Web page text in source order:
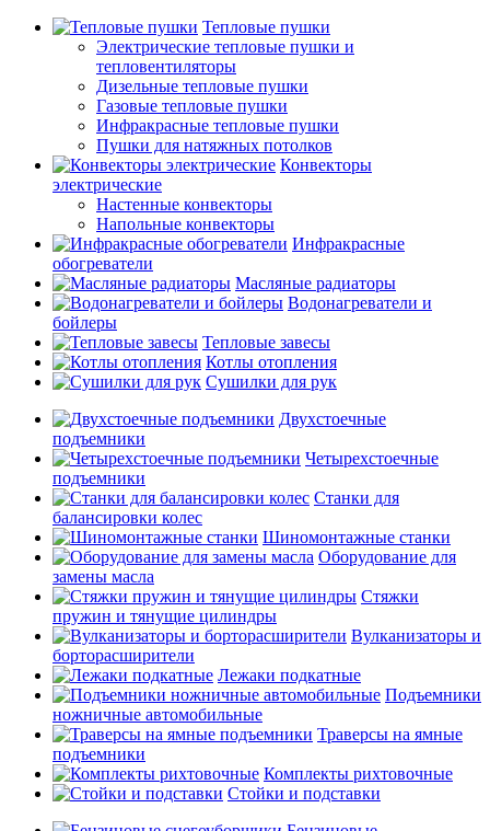
Тепловые пушки
Электрические тепловые пушки и
тепловентиляторы
Дизельные тепловые пушки
Газовые тепловые пушки
Инфракрасные тепловые пушки
Пушки для натяжных потолков
Конвекторы
электрические
Настенные конвекторы
Напольные конвекторы
Инфракрасные
обогреватели
Масляные радиаторы
Водонагреватели и
бойлеры
Тепловые завесы
Котлы отопления
Сушилки для рук
Двухстоечные
подъемники
Четырехстоечные
подъемники
Станки для
балансировки колес
Шиномонтажные станки
Оборудование для
замены масла
Стяжки
пружин и тянущие цилиндры
Вулканизаторы и
борторасширители
Лежаки подкатные
Подъемники
ножничные автомобильные
Траверсы на ямные
подъемники
Комплекты рихтовочные
Стойки и подставки